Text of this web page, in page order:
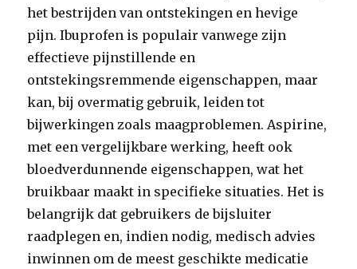
het bestrijden van ontstekingen en hevige
pijn. Ibuprofen is populair vanwege zijn
effectieve pijnstillende en
ontstekingsremmende eigenschappen, maar
kan, bij overmatig gebruik, leiden tot
bijwerkingen zoals maagproblemen. Aspirine,
met een vergelijkbare werking, heeft ook
bloedverdunnende eigenschappen, wat het
bruikbaar maakt in specifieke situaties. Het is
belangrijk dat gebruikers de bijsluiter
raadplegen en, indien nodig, medisch advies
inwinnen om de meest geschikte medicatie